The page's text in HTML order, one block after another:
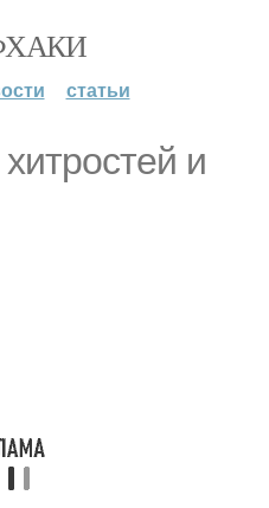
статьи
и